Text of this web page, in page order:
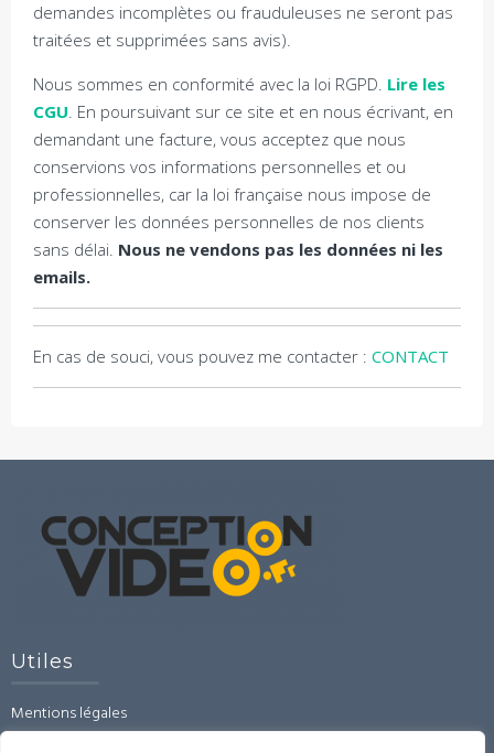
demandes incomplètes ou frauduleuses ne seront pas
traitées et supprimées sans avis).
Nous sommes en conformité avec la loi RGPD. Lire les
CGU. En poursuivant sur ce site et en nous écrivant, en
demandant une facture, vous acceptez que nous
conservions vos informations personnelles et ou
professionnelles, car la loi française nous impose de
conserver les données personnelles de nos clients
sans délai. Nous ne vendons pas les données ni les
emails.
En cas de souci, vous pouvez me contacter : CONTACT
Utiles
Mentions légales
CGU-CGV-RGPD